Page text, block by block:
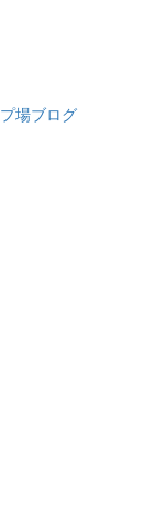
場ブログ